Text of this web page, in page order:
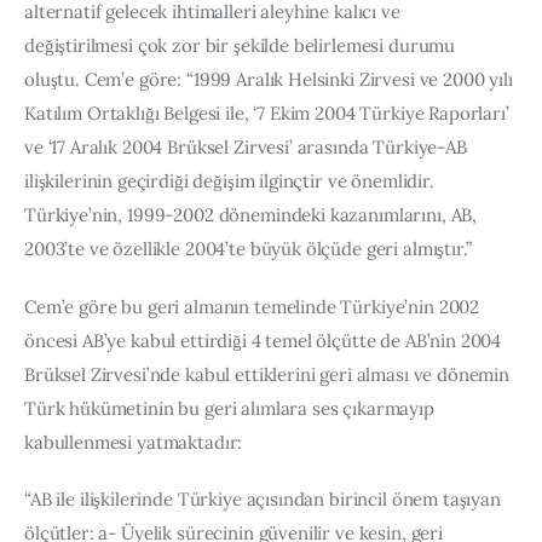
alternatif gelecek ihtimalleri aleyhine kalıcı ve
değiştirilmesi çok zor bir şekilde belirlemesi durumu
oluştu. Cem’e göre: “1999 Aralık Helsinki Zirvesi ve 2000 yılı
Katılım Ortaklığı Belgesi ile, ‘7 Ekim 2004 Türkiye Raporları’
ve ‘17 Aralık 2004 Brüksel Zirvesi’ arasında Türkiye-AB
ilişkilerinin geçirdiği değişim ilginçtir ve önemlidir.
Türkiye’nin, 1999-2002 dönemindeki kazanımlarını, AB,
2003’te ve özellikle 2004’te büyük ölçüde geri almıştır.”
Cem’e göre bu geri almanın temelinde Türkiye’nin 2002
öncesi AB’ye kabul ettirdiği 4 temel ölçütte de AB’nin 2004
Brüksel Zirvesi’nde kabul ettiklerini geri alması ve dönemin
Türk hükümetinin bu geri alımlara ses çıkarmayıp
kabullenmesi yatmaktadır:
“AB ile ilişkilerinde Türkiye açısından birincil önem taşıyan
ölçütler: a- Üyelik sürecinin güvenilir ve kesin, geri